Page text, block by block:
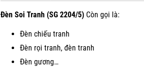
Đèn Soi Tranh (SG 2204/5) Còn gọi là:
Đèn chiếu tranh
Đèn rọi tranh, đèn tranh
Đèn gương…